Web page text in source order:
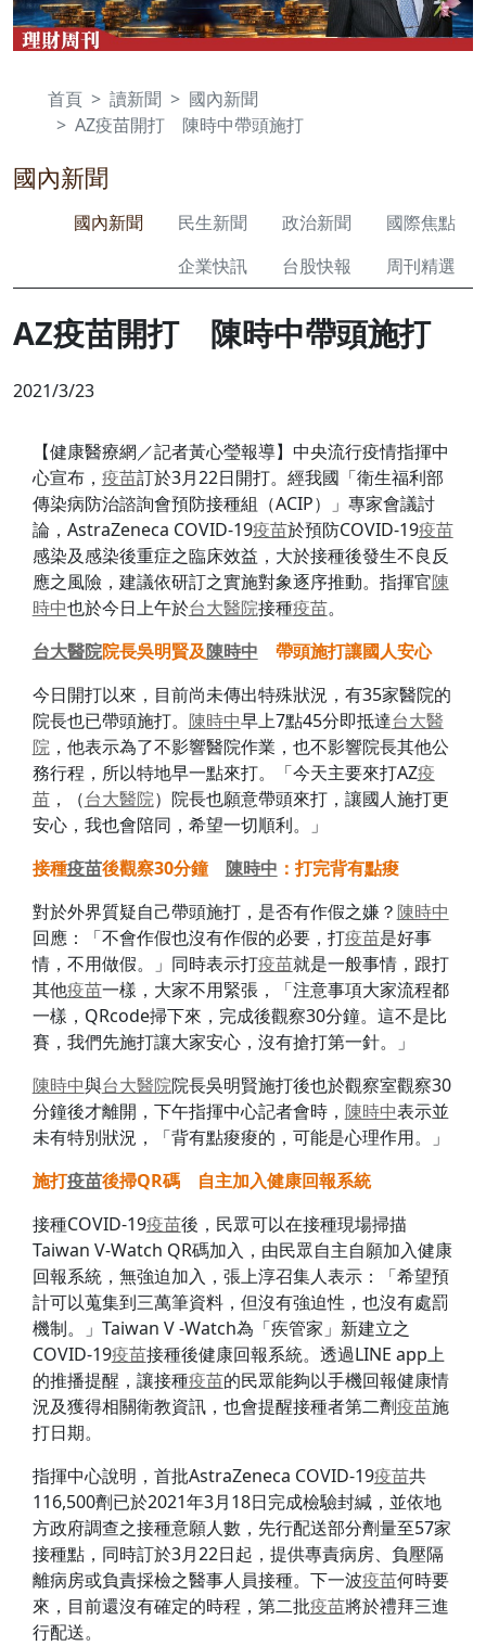
首頁 讀新聞
國內新聞
AZ疫苗開打 陳時中帶頭施打
國內新聞
國內新聞 民生新聞 政治新聞
國際焦點
企業快訊
台股快報 周刊精選
AZ疫苗開打 陳時中帶頭施打
2021/3/23
【健康醫療網／記者黃心瑩報導】中央流行疫情指揮中
心宣布， 疫苗訂於3月22日開打。經我國「衛生福利部
傳染病防治諮詢會預防接種組（ACIP）」專家會議討
論，AstraZeneca COVID-19疫苗於預防COVID-19疫苗
感染及感染後重症之臨床效益，大於接種後發生不良反
應之風險，建議依研訂之實施對象逐序推動。指揮官陳
時中也於今日上午於台大醫院接種疫苗。
台大醫院院長吳明賢及陳時中 帶頭施打讓國人安心
今日開打以來，目前尚未傳出特殊狀況，有35家醫院的
院長也已帶頭施打。 陳時中早上7點45分即抵達台大醫
院，他表示為了不影響醫院作業，也不影響院長其他公
務行程，所以特地早一點來打。「今天主要來打AZ疫
苗，（台大醫院）院長也願意帶頭來打，讓國人施打更
安心，我也會陪同，希望一切順利。」
接種疫苗後觀察30分鐘 陳時中 ：打完背有點痠
對於外界質疑自己帶頭施打，是否有作假之嫌？ 陳時中
回應：「不會作假也沒有作假的必要，打疫苗是好事
情，不用做假。」同時表示打疫苗就是一般事情，跟打
其他疫苗一樣，大家不用緊張，「注意事項大家流程都
一樣，QRcode掃下來，完成後觀察30分鐘。這不是比
賽，我們先施打讓大家安心，沒有搶打第一針。」
陳時中與台大醫院院長吳明賢施打後也於觀察室觀察30
分鐘後才離開，下午指揮中心記者會時， 陳時中表示並
未有特別狀況，「背有點痠痠的，可能是心理作用。」
施打疫苗後掃QR碼 自主加入健康回報系統
接種COVID-19疫苗後，民眾可以在接種現場掃描
Taiwan V-Watch QR碼加入，由民眾自主自願加入健康
回報系統，無強迫加入，張上淳召集人表示：「希望預
計可以蒐集到三萬筆資料，但沒有強迫性，也沒有處罰
機制。」Taiwan V -Watch為「疾管家」新建立之
COVID-19疫苗接種後健康回報系統。透過LINE app上
的推播提醒，讓接種疫苗的民眾能夠以手機回報健康情
況及獲得相關衛教資訊，也會提醒接種者第二劑疫苗施
打日期。
指揮中心說明，首批AstraZeneca COVID-19疫苗共
116,500劑已於2021年3月18日完成檢驗封緘，並依地
方政府調查之接種意願人數，先行配送部分劑量至57家
接種點，同時訂於3月22日起，提供專責病房、負壓隔
離病房或負責採檢之醫事人員接種。下一波疫苗何時要
來，目前還沒有確定的時程，第二批疫苗將於禮拜三進
行配送。